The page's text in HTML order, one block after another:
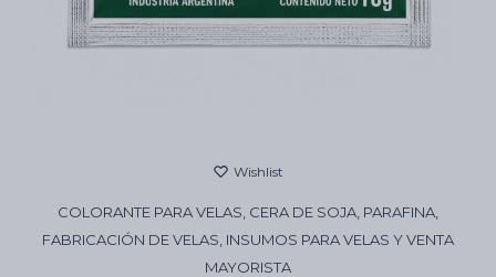
COLORANTE PARA VELAS, CERA DE SOJA, PARAFINA,
FABRICACIÓN DE VELAS, INSUMOS PARA VELAS Y VENTA
MAYORISTA